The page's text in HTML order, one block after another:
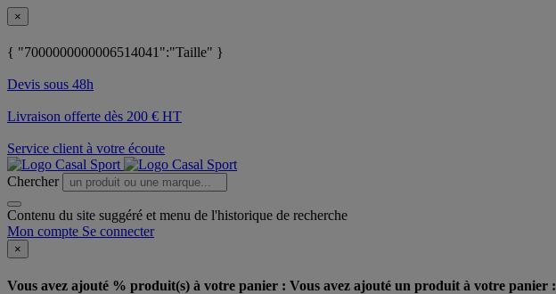
×
{ "7000000000006514041":"Taille" }
Devis sous 48h
Livraison offerte dès 200 € HT
Service client à votre écoute
Chercher
Contenu du site suggéré et menu de l'historique de recherche
Mon compte Se connecter
×
Vous avez ajouté % produit(s) à votre panier : Vous avez ajouté un produit à votre panier :